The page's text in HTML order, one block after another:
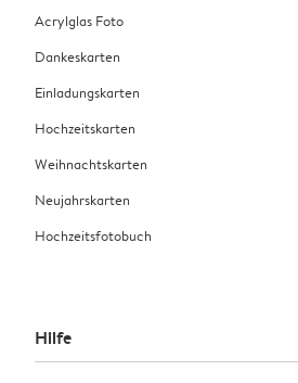
Acrylglas Foto
Dankeskarten
Einladungskarten
Hochzeitskarten
Weihnachtskarten
Neujahrskarten
Hochzeitsfotobuch
Hilfe